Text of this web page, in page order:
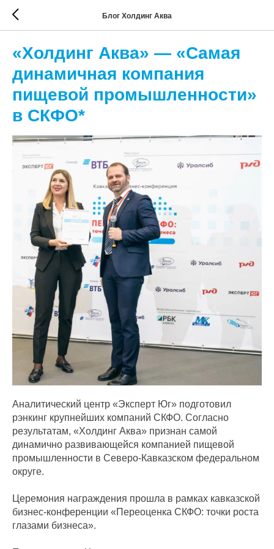
Блог Холдинг Аква
«Холдинг Аква» — «Самая
динамичная компания
пищевой промышленности»
в СКФО*
Аналитический центр «Эксперт Юг» подготовил
рэнкинг крупнейших компаний СКФО. Согласно
результатам, «Холдинг Аква» признан самой
динамично развивающейся компанией пищевой
промышленности в Северо-Кавказском федеральном
округе.
Церемония награждения прошла в рамках кавказской
бизнес-конференции «Переоценка СКФО: точки роста
глазами бизнеса».